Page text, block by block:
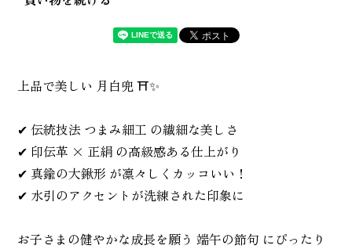
上品で美しい 月白兜 ⛩✨
✔ 伝統技法 つまみ細工 の繊細な美しさ
✔ 印伝革 × 正絹 の高級感ある仕上がり
✔ 真鍮の大鍬形 が凛々しくカッコいい！
✔ 水引のアクセントが洗練された印象に
お子さまの健やかな成長を願う 端午の節句 にぴったり